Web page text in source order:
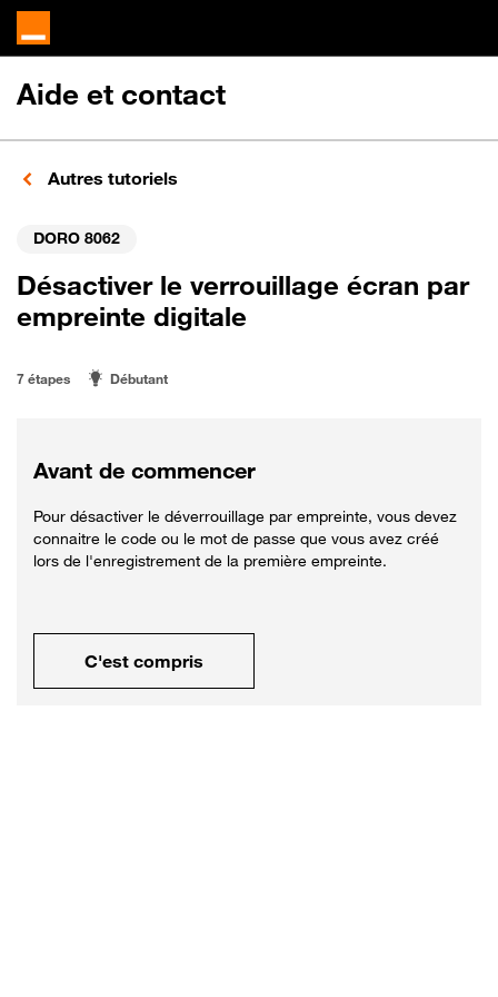
Aide et contact
Autres tutoriels
DORO 8062
Désactiver le verrouillage écran par
empreinte digitale
7 étapes Débutant
Avant de commencer
Pour désactiver le déverrouillage par empreinte, vous devez
connaitre le code ou le mot de passe que vous avez créé
lors de l'enregistrement de la première empreinte.
C'est compris